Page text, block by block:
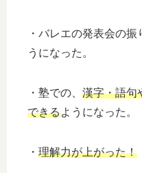
・バレエの発表会の
うになった。
・塾での、 漢字・語句
できるようになった。
・ 理解力が上がった！